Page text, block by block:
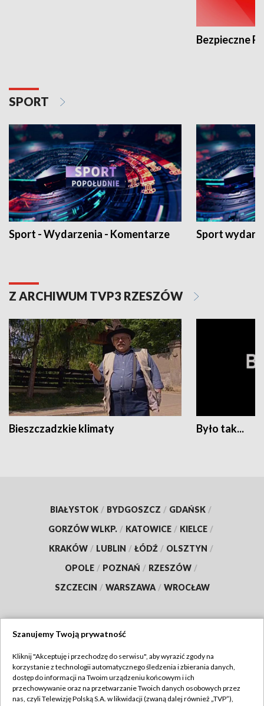
Bezpieczne
SPORT
Sport - Wydarzenia - Komentarze Sport
Z ARCHIWUM TVP3 RZESZÓW
Bieszczadzkie klimaty Było tak...
BIAŁYSTOK / BYDGOSZCZ / GDAŃSK /
GORZÓW WLKP. / KATOWICE / KIELCE /
KRAKÓW / LUBLIN / ŁÓDŹ / OLSZTYN /
OPOLE / POZNAŃ / RZESZÓW /
SZCZECIN / WARSZAWA / WROCŁAW
TVP
Abonament TVP
Regulamin TVP
Szanujemy Twoją prywatność
Kliknij "Akceptuję i przechodzę do serwisu", aby wyrazić zgody na
korzystanie z technologii automatycznego śledzenia i zbierania danych,
dostęp do informacji na Twoim urządzeniu końcowym i ich
przechowywanie oraz na przetwarzanie Twoich danych osobowych przez
nas, czyli Telewizję Polską S.A. w likwidacji (zwaną dalej również „TVP”),